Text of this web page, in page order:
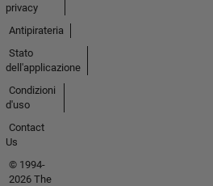
privacy
Antipirateria
Stato
dell'applicazione
Condizioni
d'uso
Contact
Us
© 1994-
2026 The